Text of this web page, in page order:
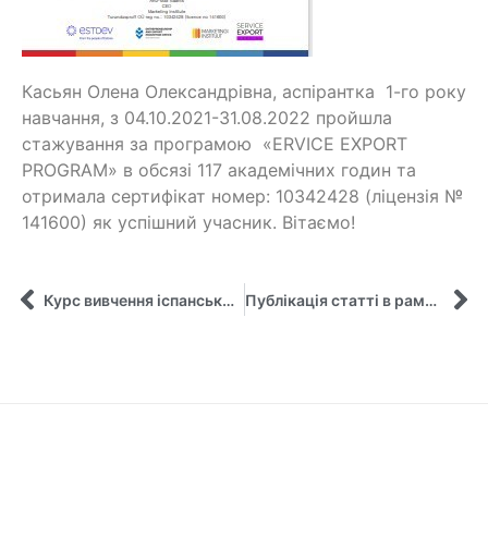
Касьян Олена Олександрівна, аспiрантка 1-го року
навчання, з 04.10.2021-31.08.2022 пройшла
стажування за програмою «ERVICE EXPORT
PROGRAM» в обсязі 117 академічних годин та
отримала сертифікат номер: 10342428 (ліцензія №
141600) як успішний учасник. Вітаємо!
Курс вивчення іспанської мови для аспірантки кафедри управління Публікація статті в рамках науково-дослідної роботи